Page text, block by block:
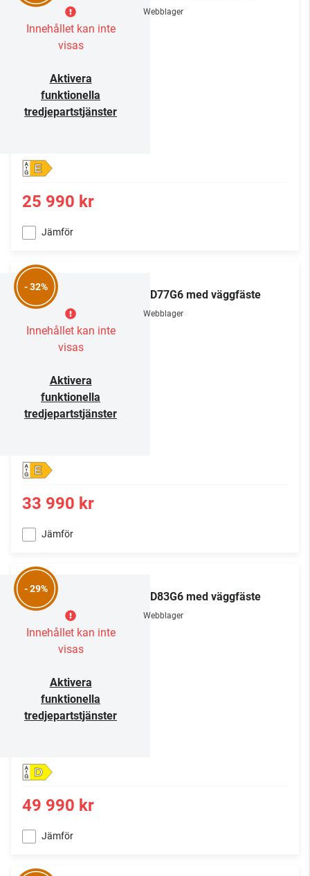
Innehållet kan inte
visas
Aktivera
funktionella
tredjepartstjänster
Webblager
E
25 990 kr
Jämför
- 32%
Innehållet kan inte
visas
Aktivera
funktionella
tredjepartstjänster
OLED77G6 med väggfäste
Webblager
E
33 990 kr
Jämför
- 29%
Innehållet kan inte
visas
Aktivera
funktionella
tredjepartstjänster
OLED83G6 med väggfäste
Webblager
D
49 990 kr
Jämför